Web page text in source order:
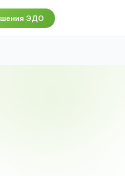
ЭДО